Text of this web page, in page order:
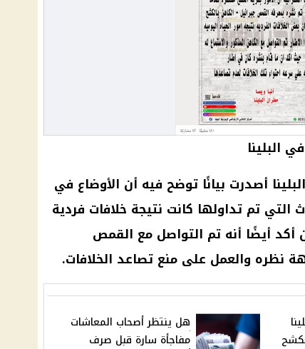
البلينا
أصدرت بيانًا توضح فيه أن الأوضاع في
تم تداولها كانت نتيجة خلافات فردية
أكد أيضًا أنه تم التواصل مع القمص
نظره والعمل على منع تصاعد الخلافات.
هل ينتظر أصحاب المعاشات
مفاجأة سارة قبل صرف